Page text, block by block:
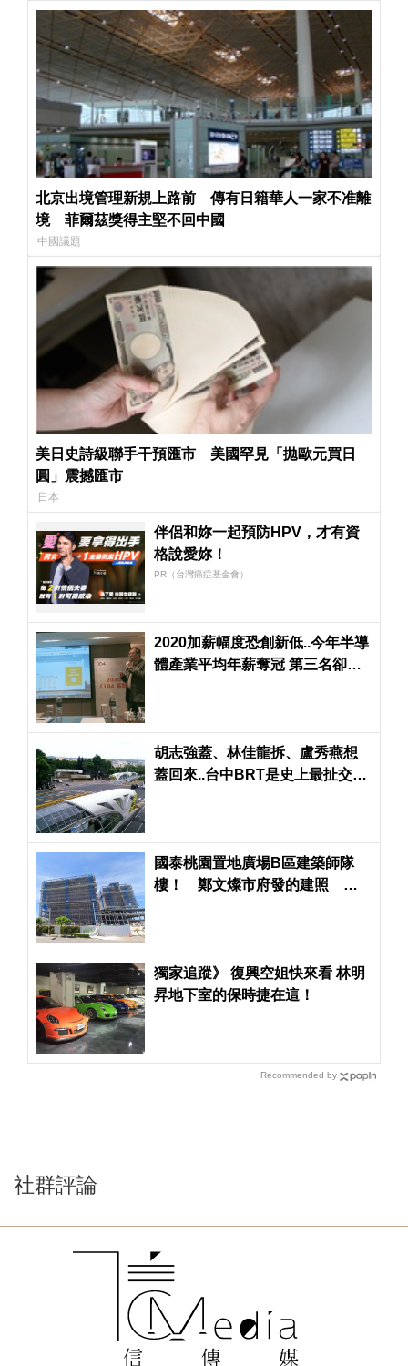
北京出境管理新規上路前 傳有日籍華人一家不准離
境 菲爾茲獎得主堅不回中國
中國議題
美日史詩級聯手干預匯市 美國罕見「拋歐元買日
圓」震撼匯市
日本
伴侶和妳一起預防HPV，才有資
格說愛妳！
PR（台灣癌症基金會）
2020加薪幅度恐創新低..今年半導
體產業平均年薪奪冠 第三名卻出
胡志強蓋、林佳龍拆、盧秀燕想
蓋回來..台中BRT是史上最扯交通
國泰桃園置地廣場B區建築師隊
樓！ 鄭文燦市府發的建照 張
獨家追蹤》 復興空姐快來看 林明
昇地下室的保時捷在這！
Recommended by
社群評論